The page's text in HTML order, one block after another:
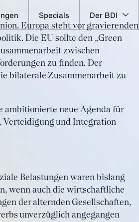
Specials Der BDI
Europa steht vor gravierenden
Die EU sollte den „Green
zwischen
zu finden. Der
bilaterale Zusammenarbeit zu
ambitionierte neue Agenda für
Verteidigung und Integration
Belastungen waren bislang
wenn auch die wirtschaftliche
der alternden Gesellschaften,
unverzüglich angegangen